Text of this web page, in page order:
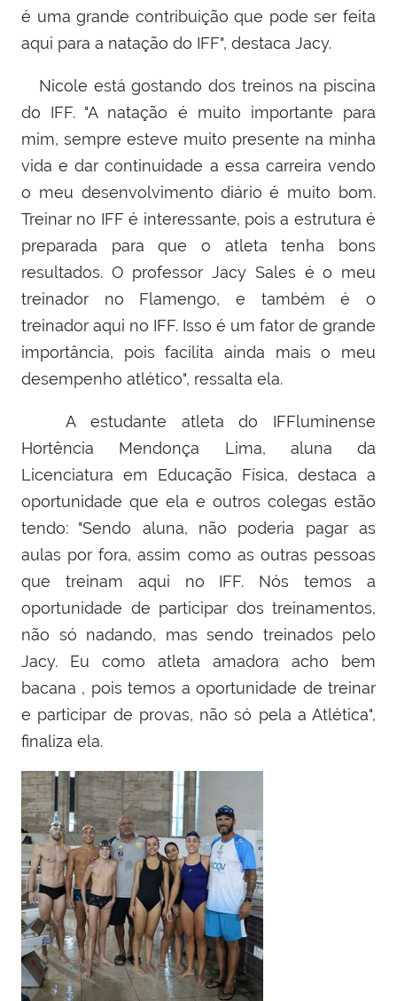
é uma grande contribuição que pode ser feita
aqui para a natação do IFF", destaca Jacy.
Nicole está gostando dos treinos na piscina
do IFF. "A natação é muito importante para
mim, sempre esteve muito presente na minha
vida e dar continuidade a essa carreira vendo
o meu desenvolvimento diário é muito bom.
Treinar no IFF é interessante, pois a estrutura é
preparada para que o atleta tenha bons
resultados. O professor Jacy Sales é o meu
treinador no Flamengo, e também é o
treinador aqui no IFF. Isso é um fator de grande
importância, pois facilita ainda mais o meu
desempenho atlético", ressalta ela.
A estudante atleta do IFFluminense
Hortência Mendonça Lima, aluna da
Licenciatura em Educação Física, destaca a
oportunidade que ela e outros colegas estão
tendo: "Sendo aluna, não poderia pagar as
aulas por fora, assim como as outras pessoas
que treinam aqui no IFF. Nós temos a
oportunidade de participar dos treinamentos,
não só nadando, mas sendo treinados pelo
Jacy. Eu como atleta amadora acho bem
bacana , pois temos a oportunidade de treinar
e participar de provas, não só pela a Atlética",
finaliza ela.